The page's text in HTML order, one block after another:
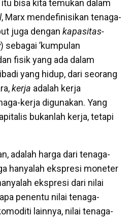
bisa kita temukan dalam
, Marx mendefinisikan tenaga-
juga dengan kapasitas-
) sebagai ’kumpulan
fisik yang ada dalam
yang hidup, dari seorang
kerja adalah kerja
kerja digunakan. Yang
bukanlah kerja, tetapi
adalah harga dari tenaga-
hanyalah ekspresi moneter
ekspresi dari nilai
penentu nilai tenaga-
lainnya, nilai tenaga-